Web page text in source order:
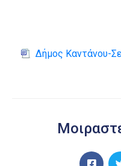
Δήμος Καντάνου-